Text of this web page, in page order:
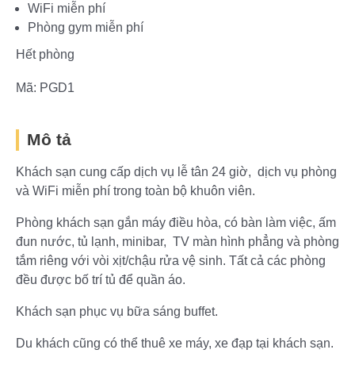
WiFi miễn phí
Phòng gym miễn phí
Hết phòng
Mã: PGD1
Mô tả
Khách sạn cung cấp dịch vụ lễ tân 24 giờ, dịch vụ phòng
và WiFi miễn phí trong toàn bộ khuôn viên.
Phòng khách sạn gắn máy điều hòa, có bàn làm việc, ấm
đun nước, tủ lạnh, minibar, TV màn hình phẳng và phòng
tắm riêng với vòi xịt/chậu rửa vệ sinh. Tất cả các phòng
đều được bố trí tủ để quần áo.
Khách sạn phục vụ bữa sáng buffet.
Du khách cũng có thể thuê xe máy, xe đạp tại khách sạn.